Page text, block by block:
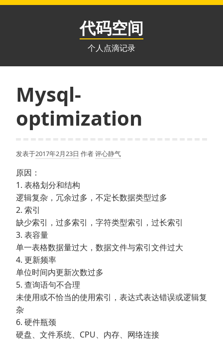
跳
代码空间
个人点滴记录
Mysql-
optimization
发表于2017年2月23日 作者评心静气
原因：
1. 表格划分和结构
逻辑复杂，冗余过多，不定长数据类型过多
2. 索引
缺少索引，过多索引，字符类型索引，过长索引
3. 表容量
单一表格数据量过大，数据文件与索引文件过大
4. 更新频率
单位时间内更新次数过多
5. 查询语句不合理
未使用或不恰当的使用索引，表达式表达错误或逻辑复
杂
6. 硬件瓶颈
硬盘、文件系统、CPU、内存、网络连接